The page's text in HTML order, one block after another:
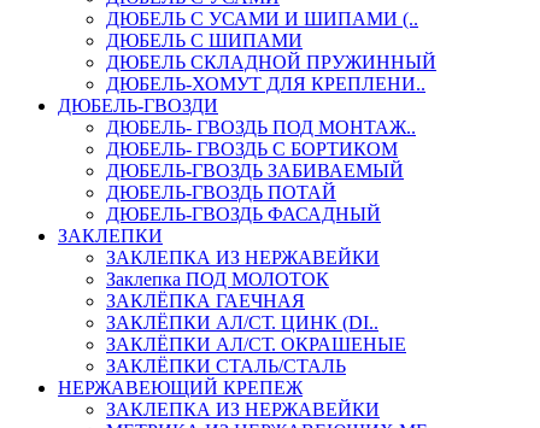
ДЮБЕЛЬ С УСАМИ И ШИПАМИ (..
ДЮБЕЛЬ С ШИПАМИ
ДЮБЕЛЬ СКЛАДНОЙ ПРУЖИННЫЙ
ДЮБЕЛЬ-ХОМУТ ДЛЯ КРЕПЛЕНИ..
ДЮБЕЛЬ-ГВОЗДИ
ДЮБЕЛЬ- ГВОЗДЬ ПОД МОНТАЖ..
ДЮБЕЛЬ- ГВОЗДЬ С БОРТИКОМ
ДЮБЕЛЬ-ГВОЗДЬ ЗАБИВАЕМЫЙ
ДЮБЕЛЬ-ГВОЗДЬ ПОТАЙ
ДЮБЕЛЬ-ГВОЗДЬ ФАСАДНЫЙ
ЗАКЛЕПКИ
ЗАКЛЕПКА ИЗ НЕРЖАВЕЙКИ
Заклепка ПОД МОЛОТОК
ЗАКЛЁПКА ГАЕЧНАЯ
ЗАКЛЁПКИ АЛ/СТ. ЦИНК (DI..
ЗАКЛЁПКИ АЛ/СТ. ОКРАШЕНЫЕ
ЗАКЛЁПКИ СТАЛЬ/СТАЛЬ
НЕРЖАВЕЮЩИЙ КРЕПЕЖ
ЗАКЛЕПКА ИЗ НЕРЖАВЕЙКИ